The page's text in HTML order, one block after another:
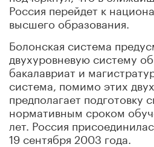
Россия перейдет к
высшего образования.
Болонская система
двухуровневую систему
бакалавриат и
система, помимо этих
предполагает подготовку
нормативным сроком
лет. Россия
19 сентября 2003 года.